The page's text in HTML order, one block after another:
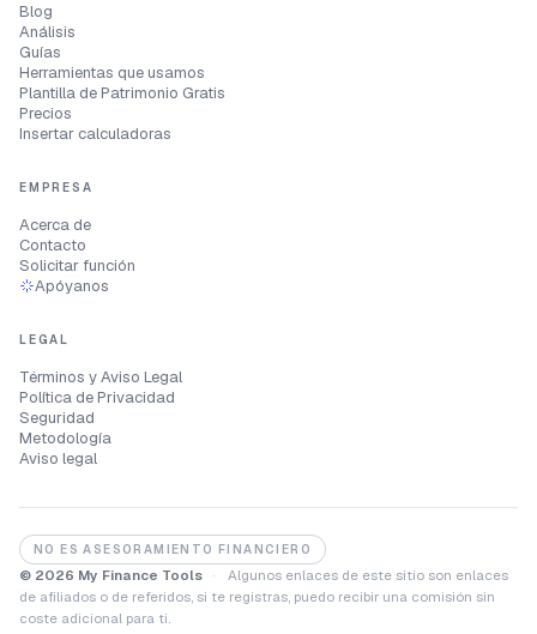
Blog
Análisis
Guías
Herramientas que usamos
Plantilla de Patrimonio Gratis
Precios
Insertar calculadoras
EMPRESA
Acerca de
Contacto
Solicitar función
Apóyanos
LEGAL
Términos y Aviso Legal
Política de Privacidad
Seguridad
Metodología
Aviso legal
© 2026 My Finance Tools ·
Algunos enlaces de este sitio son enlaces
de afiliados o de referidos, si te registras, puedo recibir una comisión sin
coste adicional para ti.
NO ES ASESORAMIENTO FINANCIERO